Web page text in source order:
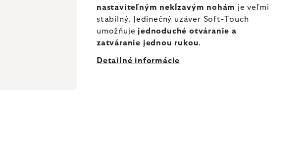
nastaviteľným nekĺzavým nohám je veľmi
stabilný. Jedinečný uzáver Soft-Touch
umožňuje jednoduché otváranie a
zatváranie jednou rukou.
Detailné informácie